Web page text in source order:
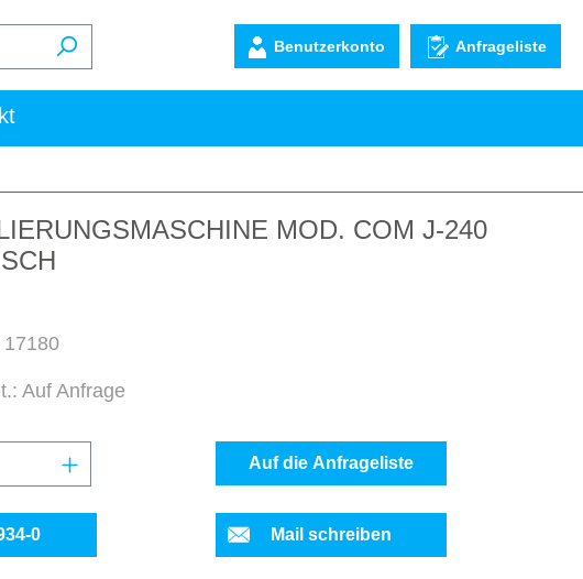
Benutzerkonto Anfrageliste
MOD. COM J-240
17180
Auf Anfrage
Gib den gewünschten Wert ein oder
Auf die Anfrageliste
0 Mail schreiben